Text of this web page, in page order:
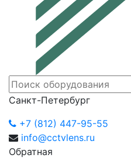
Санкт-Петербург
+7 (812) 447-95-55
info@cctvlens.ru
Обратная